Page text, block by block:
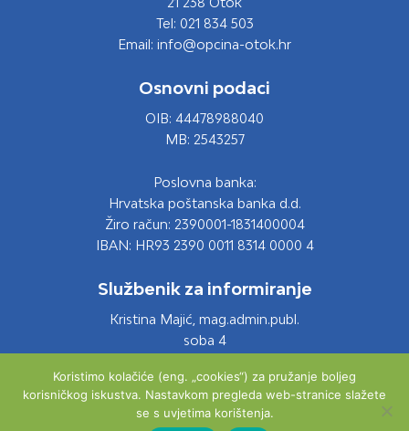
Tel: 021 834 503
Email: info@opcina-otok.hr
Osnovni podaci
OIB: 44478988040
MB: 2543257
Poslovna banka:
Hrvatska poštanska banka d.d.
Žiro račun: 2390001-1831400004
IBAN: HR93 2390 0011 8314 0000 4
Službenik za informiranje
Kristina Majić, mag.admin.publ.
soba 4
Email: info@opcina-otok.hr
Koristimo kolačiće (eng. „cookies“) za pružanje boljeg
korisničkog iskustva. Nastavkom pregleda web-stranice slažete
se s uvjetima korištenja.